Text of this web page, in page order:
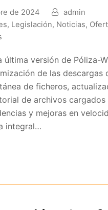
de 2024
admin
, Legislación, Noticias,
última versión de Póliza-
de las descargas
de ficheros,
de archivos cargados
y mejoras en
integral…